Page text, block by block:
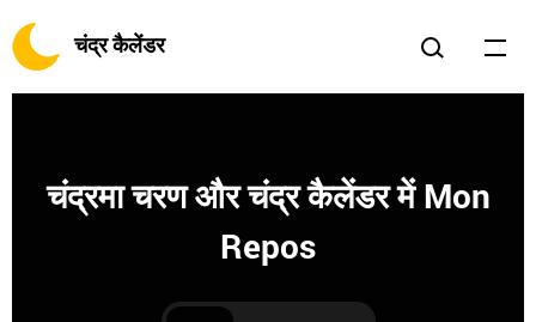
चंद्र कैलेंडर
चंद्रमा चरण और चंद्र कैलेंडर में Mon
Repos